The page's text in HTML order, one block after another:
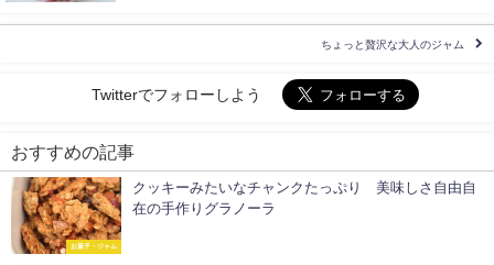
ちょっと贅沢な大人のジャム
Twitterでフォローしよう
おすすめの記事
お菓子・ジャム
クッキーみたいなチャンクたっぷり 美味しさ自由自
在の手作りグラノーラ